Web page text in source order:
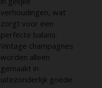
verhoudingen, wat
zorgt voor een
perfecte balans.
Vintage champagnes
worden alleen
gemaakt in
uitezonderlijk goede